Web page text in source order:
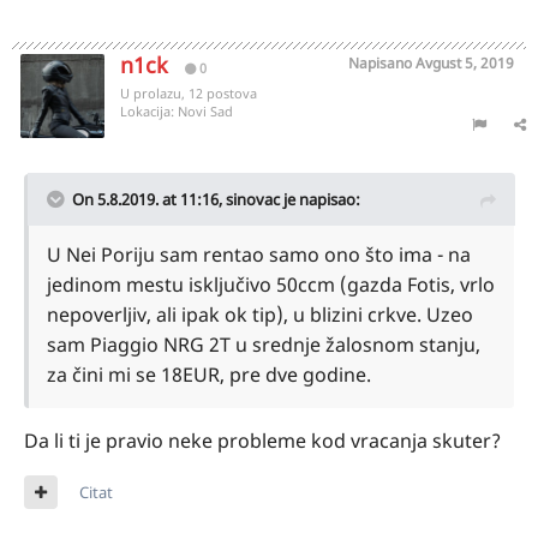
n1ck 0 NapisanoAvgust 5, 2019
U prolazu, 12 postova
Lokacija: Novi Sad
On 5.8.2019. at 11:16,sinovacje napisao:
U Nei Poriju sam rentao samo ono što ima - na
jedinom mestu isključivo 50ccm (gazda Fotis, vrlo
nepoverljiv, ali ipak ok tip), u blizini crkve. Uzeo
sam Piaggio NRG 2T u srednje žalosnom stanju,
za čini mi se 18EUR, pre dve godine.
Da li ti je pravio neke probleme kod vracanja skuter?
Citat